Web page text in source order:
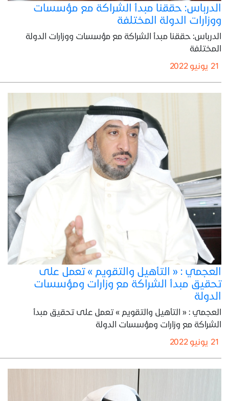
الدرباس: حققنا مبدأ الشراكة مع مؤسسات
ووزارات الدولة المختلفة
الدرباس: حققنا مبدأ الشراكة مع مؤسسات ووزارات الدولة
المختلفة
العجمي : « التأهيل والتقويم » تعمل على
تحقيق مبدأ الشراكة مع وزارات ومؤسسات
الدولة
العجمي : « التأهيل والتقويم » تعمل على تحقيق مبدأ
الشراكة مع وزارات ومؤسسات الدولة